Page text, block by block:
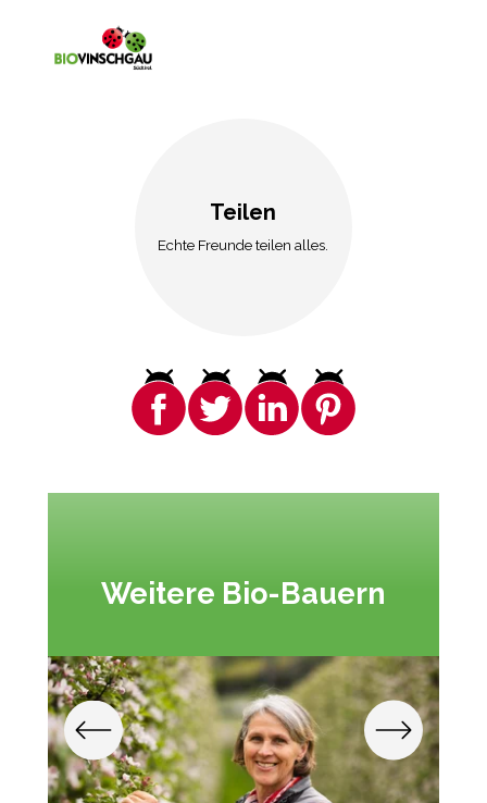
Teilen
Echte Freunde teilen alles.
Weitere Bio-Bauern